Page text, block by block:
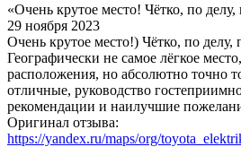
«Очень крутое место! Чётко, по
29 ноября 2023
Очень крутое место!) Чётко, по делу,
Географически не самое лёгкое
расположения, но абсолютно точно
отличные, руководство
рекомендации и наилучшие
Оригинал отзыва:
https://yandex.ru/maps/org/